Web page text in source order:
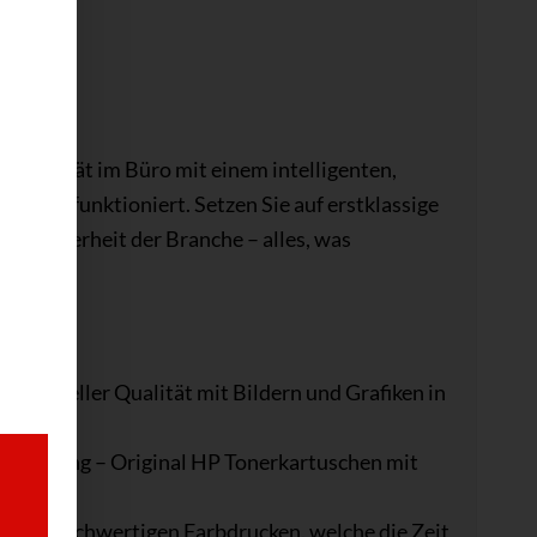
im Büro mit einem intelligenten,
funktioniert. Setzen Sie auf erstklassige
Sicherheit der Branche – alles, was
Qualität mit Bildern und Grafiken in
– Original HP Tonerkartuschen mit
hochwertigen Farbdrucken, welche die Zeit